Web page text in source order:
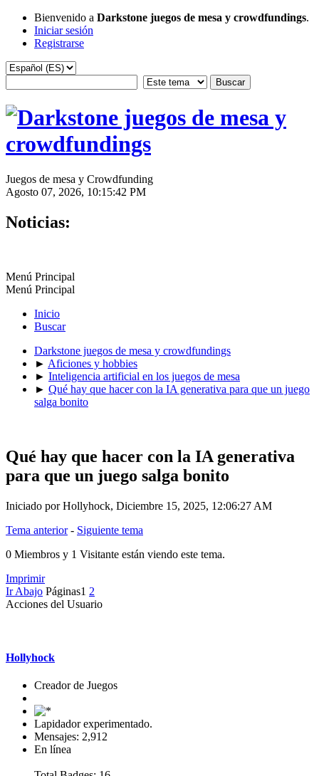
Bienvenido a Darkstone juegos de mesa y crowdfundings.
Iniciar sesión
Registrarse
Juegos de mesa y Crowdfunding
Agosto 07, 2026, 10:15:42 PM
Noticias:
Menú Principal
Menú Principal
Inicio
Buscar
Darkstone juegos de mesa y crowdfundings
► Aficiones y hobbies
► Inteligencia artificial en los juegos de mesa
► Qué hay que hacer con la IA generativa para que un juego
salga bonito
Qué hay que hacer con la IA generativa
para que un juego salga bonito
Iniciado por Hollyhock, Diciembre 15, 2025, 12:06:27 AM
Tema anterior- Siguiente tema
0 Miembros y 1 Visitante están viendo este tema.
Imprimir
Ir Abajo Páginas1 2
Acciones del Usuario
Hollyhock
Creador de Juegos
Lapidador experimentado.
Mensajes: 2,912
En línea